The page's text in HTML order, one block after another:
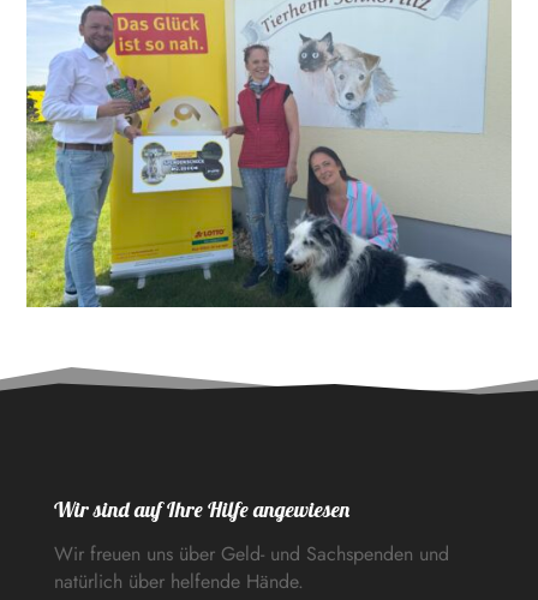
Wir sind auf Ihre Hilfe angewiesen
Wir freuen uns über Geld- und Sachspenden und
natürlich über helfende Hände.